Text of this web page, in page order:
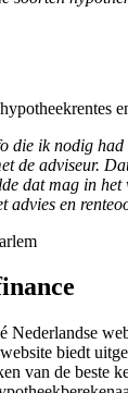
die ik nodig
de adviseur.
dat mag in
advies en
Nederlandse
biedt
van de beste